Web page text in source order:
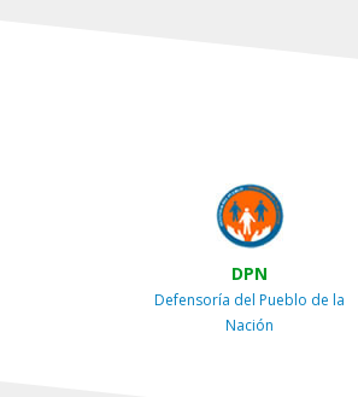
DPN
Defensoría del Pueblo de la
Nación